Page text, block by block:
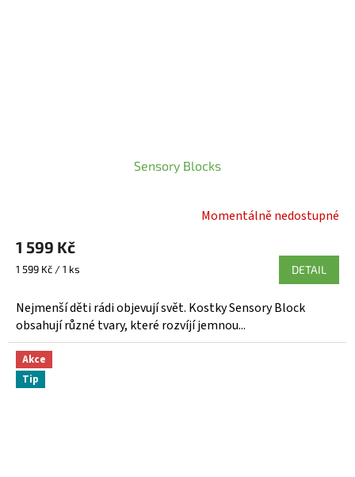
Sensory Blocks
produktu
je
z
5
hvězdiček.
Momentálně nedostupné
1 599 Kč
Měrná
1 599 Kč / 1 ks DETAIL
Nejmenší děti rádi objevují svět. Kostky Sensory Block
obsahují různé tvary, které rozvíjí jemnou...
Akce
Tip